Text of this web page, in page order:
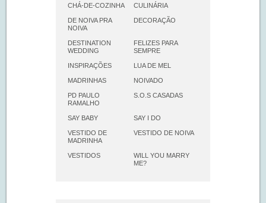
CHÁ-DE-COZINHA CULINÁRIA
DE NOIVA PRA
NOIVA
DECORAÇÃO
DESTINATION
WEDDING
FELIZES PARA
SEMPRE
INSPIRAÇÕES LUA DE MEL
MADRINHAS NOIVADO
PD PAULO
RAMALHO
S.O.S CASADAS
SAY BABY SAY I DO
VESTIDO DE
MADRINHA
VESTIDO DE NOIVA
VESTIDOS
WILL YOU MARRY
ME?